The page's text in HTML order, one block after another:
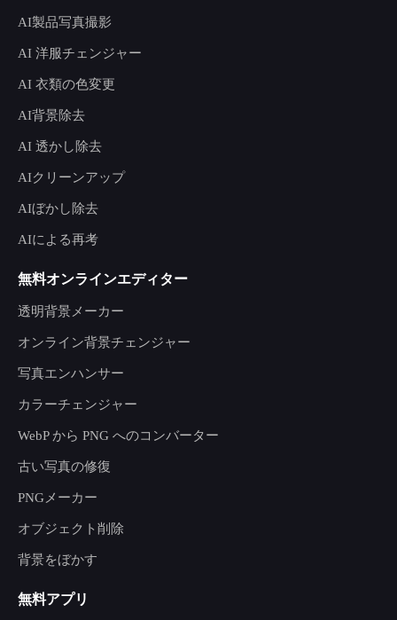
AI製品写真撮影
AI 洋服チェンジャー
AI 衣類の色変更
AI背景除去
AI 透かし除去
AIクリーンアップ
AIぼかし除去
AIによる再考
無料オンラインエディター
透明背景メーカー
オンライン背景チェンジャー
写真エンハンサー
カラーチェンジャー
WebP から PNG へのコンバーター
古い写真の修復
PNGメーカー
オブジェクト削除
背景をぼかす
無料アプリ